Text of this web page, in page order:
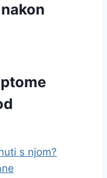
s njom?